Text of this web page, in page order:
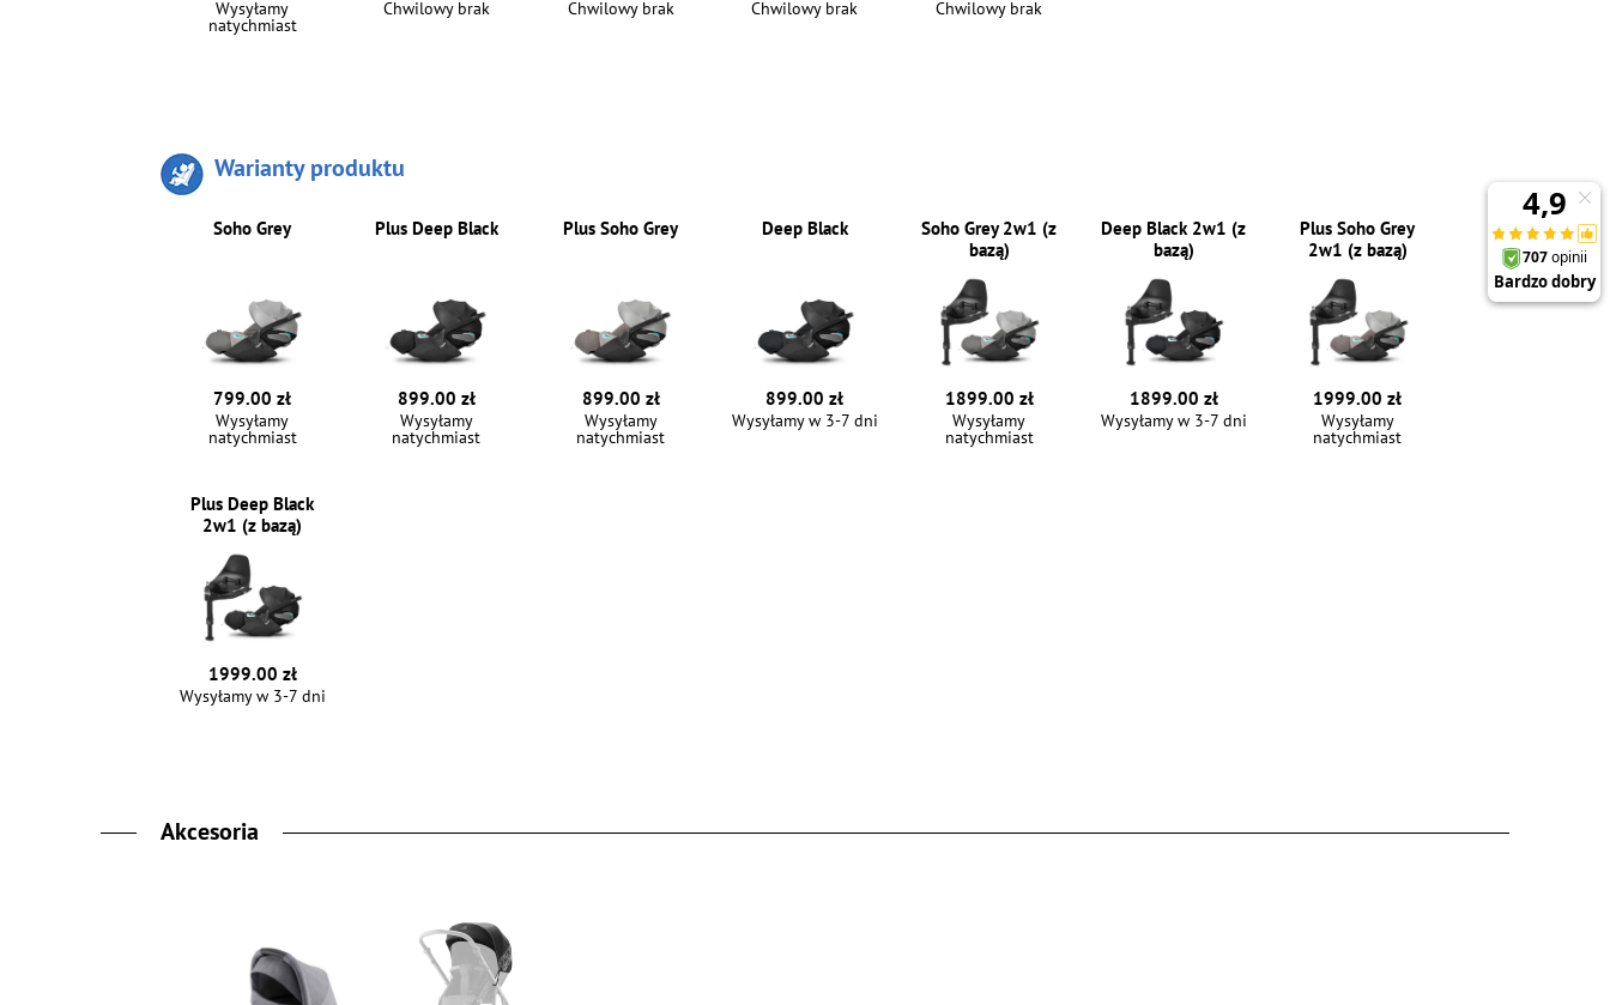
Wysyłamy
natychmiast
Chwilowy brak Chwilowy brak Chwilowy brak Chwilowy brak
Warianty produktu
Soho Grey
799.00 zł
Wysyłamy
natychmiast
Plus Deep Black
899.00 zł
Wysyłamy
natychmiast
Plus Soho Grey
899.00 zł
Wysyłamy
natychmiast
Deep Black
899.00 zł
Wysyłamy w 3-7 dni
Soho Grey 2w1 (z
bazą)
1899.00 zł
Wysyłamy
natychmiast
Deep Black 2w1 (z
bazą)
1899.00 zł
Wysyłamy w 3-7 dni
Plus Soho Grey
2w1 (z bazą)
1999.00 zł
Wysyłamy
natychmiast
Plus Deep Black
2w1 (z bazą)
1999.00 zł
Wysyłamy w 3-7 dni
Akcesoria